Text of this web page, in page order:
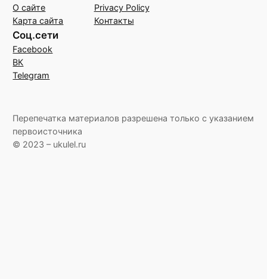
О сайте
Карта сайта
Privacy Policy
Контакты
Соц.сети
Facebook
ВК
Telegram
Перепечатка материалов разрешена только с указанием
первоисточника
© 2023 – ukulel.ru